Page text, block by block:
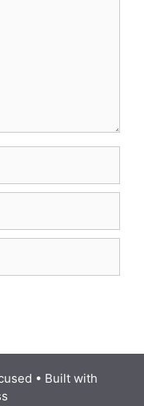
• Built with